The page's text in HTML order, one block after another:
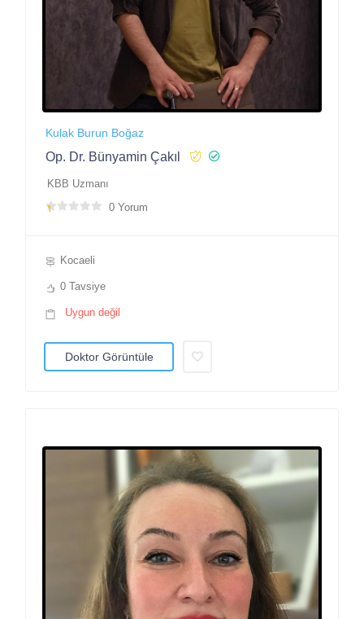
Kulak Burun Boğaz
Op. Dr. Bünyamin Çakıl
KBB Uzmanı
0 Yorum
Kocaeli
0 Tavsiye
Uygun değil
Doktor Görüntüle